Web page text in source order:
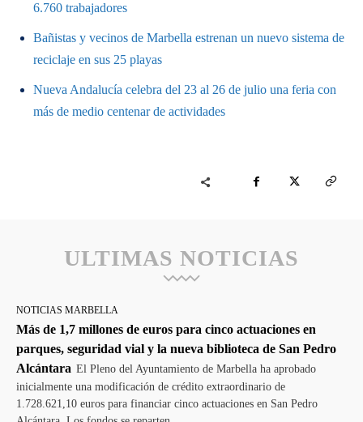
6.760 trabajadores
Bañistas y vecinos de Marbella estrenan un nuevo sistema de
reciclaje en sus 25 playas
Nueva Andalucía celebra del 23 al 26 de julio una feria con
más de medio centenar de actividades
ULTIMAS NOTICIAS
NOTICIAS MARBELLA
Más de 1,7 millones de euros para cinco actuaciones en
parques, seguridad vial y la nueva biblioteca de San Pedro
Alcántara El Pleno del Ayuntamiento de Marbella ha aprobado
inicialmente una modificación de crédito extraordinario de
1.728.621,10 euros para financiar cinco actuaciones en San Pedro